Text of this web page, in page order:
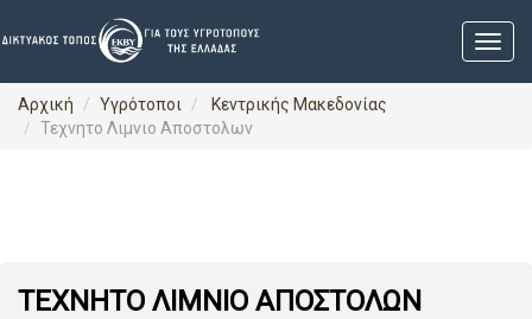
Αρχική Υγρότοποι
Κεντρικής Μακεδονίας
Τεχνητο Λιμνιο Αποστολων
ΤΕΧΝΗΤΟ ΛΙΜΝΙΟ ΑΠΟΣΤΟΛΩΝ